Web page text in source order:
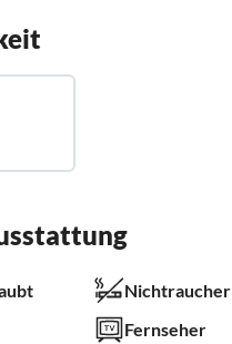
Nichtraucher
Fernseher